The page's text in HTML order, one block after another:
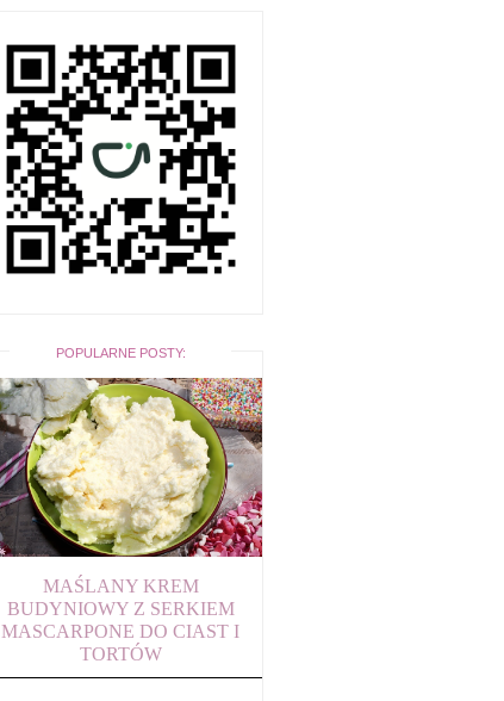
POPULARNE POSTY:
MAŚLANY KREM
BUDYNIOWY Z SERKIEM
MASCARPONE DO CIAST I
TORTÓW